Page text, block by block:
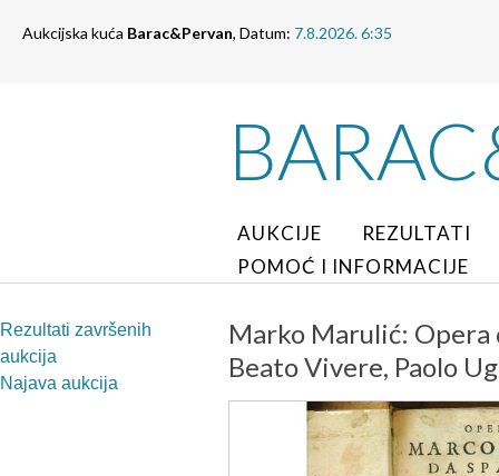
Aukcijska kuća Barac&Pervan, Datum: 7.8.2026. 6:35
AUKCIJE
REZULTATI
POMOĆ I INFORMACIJE
Rezultati završenih
aukcija
Najava aukcija
Marko Marulić:
Beato Vivere, Paolo